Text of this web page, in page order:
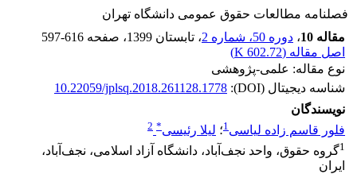
فصلنامه مطالعات حقوق عمومی دانشگاه تهران
مقاله 10
، دوره 50، شماره 2 ، تابستان 1399 ، صفحه 597-616
اصل مقاله (602.72 K
)
نوع مقاله: علمی-پژوهشی
شناسه دیجیتال (DOI):
10.22059/jplsq.2018.261128.1778
نویسندگان
فلور قاسم زاده لیاسی1؛ لیلا رئیسی*
2
1گروه حقوق، واحد نجف‌آباد، دانشگاه آزاد اسلامی، نجف‌آباد،
ایران